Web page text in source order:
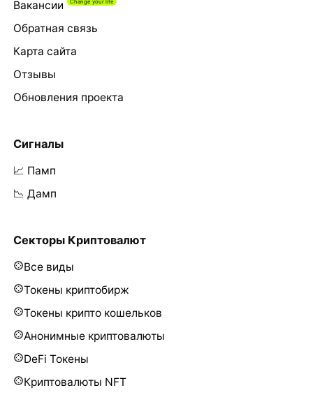
Вакансии
Обратная связь
Карта сайта
Отзывы
Обновления проекта
Сигналы
📈 Памп
📉 Дамп
Секторы Криптовалют
Все виды
Токены криптобирж
Токены крипто кошельков
Анонимные криптовалюты
DeFi Токены
Криптовалюты NFT